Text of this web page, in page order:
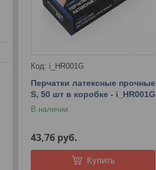
i_HR001G
Перчатки латексные прочные
S, 50 шт в коробке - i_HR001G
В наличии
43,76 руб.
Купить